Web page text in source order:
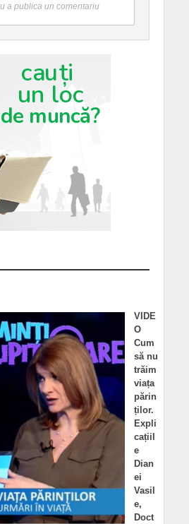
a publica un comentariu
VIDE
O
Cum
să nu
trăim
viața
părin
ților.
Expli
cațiil
e
Dian
ei
Vasil
e,
Doct